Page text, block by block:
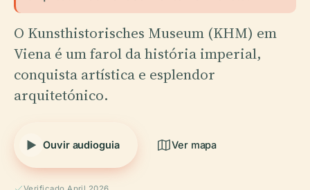
O Kunsthistorisches Museum (KHM) em
Viena é um farol da história imperial,
conquista artística e esplendor
arquitetónico.
Ouvir audioguia Ver mapa